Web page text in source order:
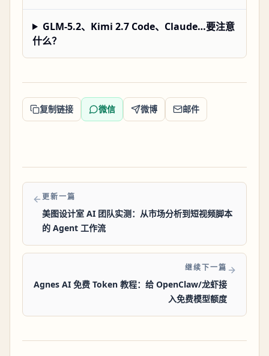
GLM-5.2、Kimi 2.7 Code、Claude…要注意
什么？
复制链接 微信 微博 邮件
更新一篇
美图设计室 AI 团队实测：从市场分析到短视频脚本
的 Agent 工作流
继续下一篇
Agnes AI 免费 Token 教程：给 OpenClaw/龙虾接
入免费模型额度